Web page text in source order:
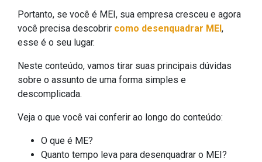
Portanto, se você é MEI, sua empresa cresceu e agora
você precisa descobrir como desenquadrar MEI,
esse é o seu lugar.
Neste conteúdo, vamos tirar suas principais dúvidas
sobre o assunto de uma forma simples e
descomplicada.
Veja o que você vai conferir ao longo do conteúdo:
O que é ME?
Quanto tempo leva para desenquadrar o MEI?